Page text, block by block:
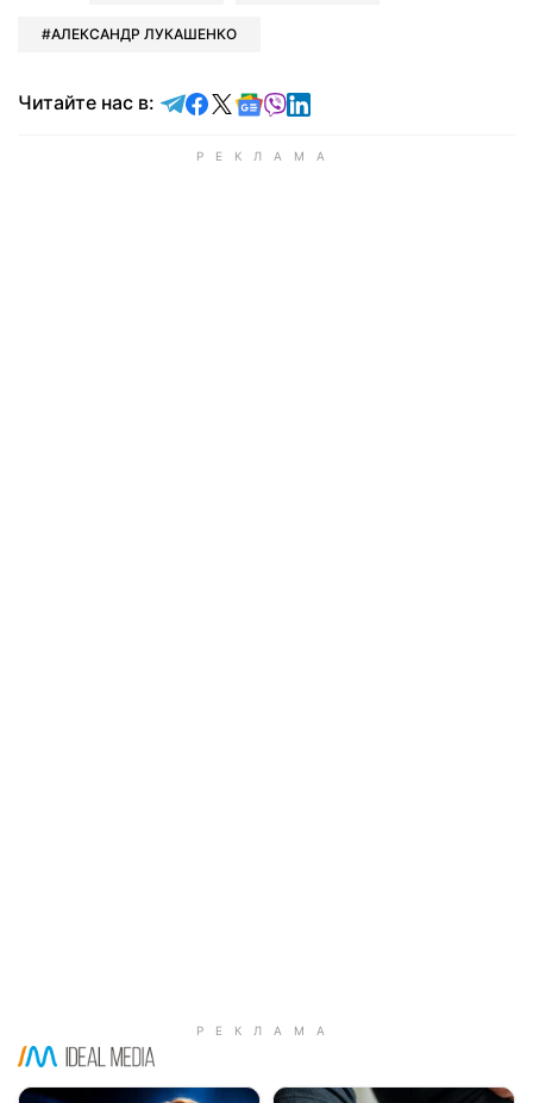
АЛЕКСАНДР ЛУКАШЕНКО
Читайте нас в: Читайте в Telegram
Читайте в Facebook
Читайте в X
Читайте в Google news
Читайте в Viber
Читайте в LinkedIn